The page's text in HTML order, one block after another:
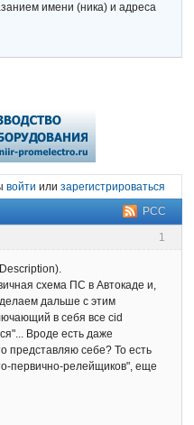
имени (ника) и адреса
войти или зарегистрироваться
РСС
1
схема ПС в Автокаде и,
дальше с этим
в себя все cid
Вроде есть даже
представляю себе? То есть
первично-релейщиков", еще